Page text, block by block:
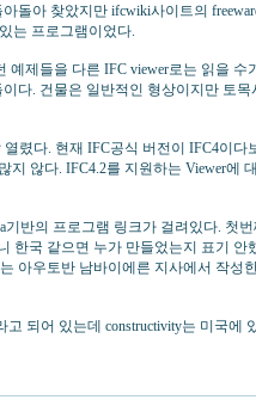
돌아 찾았지만 ifcwiki사이트의
는 프로그램이었다.
제들을 다른 IFC viewer로는 읽을 수
다. 건물은 일반적인 형상이지만 토
렸다. 현재 IFC공식 버전이 IFC4이다
지 않다. IFC4.2를 지원하는 Viewer에
반의 프로그램 링크가 걸려있다. 첫
한국 같으면 누가 만들었는지 표기 안
아우토반 남바이에른 지사에서 작성
고 되어 있는데 constructivity는 미국에